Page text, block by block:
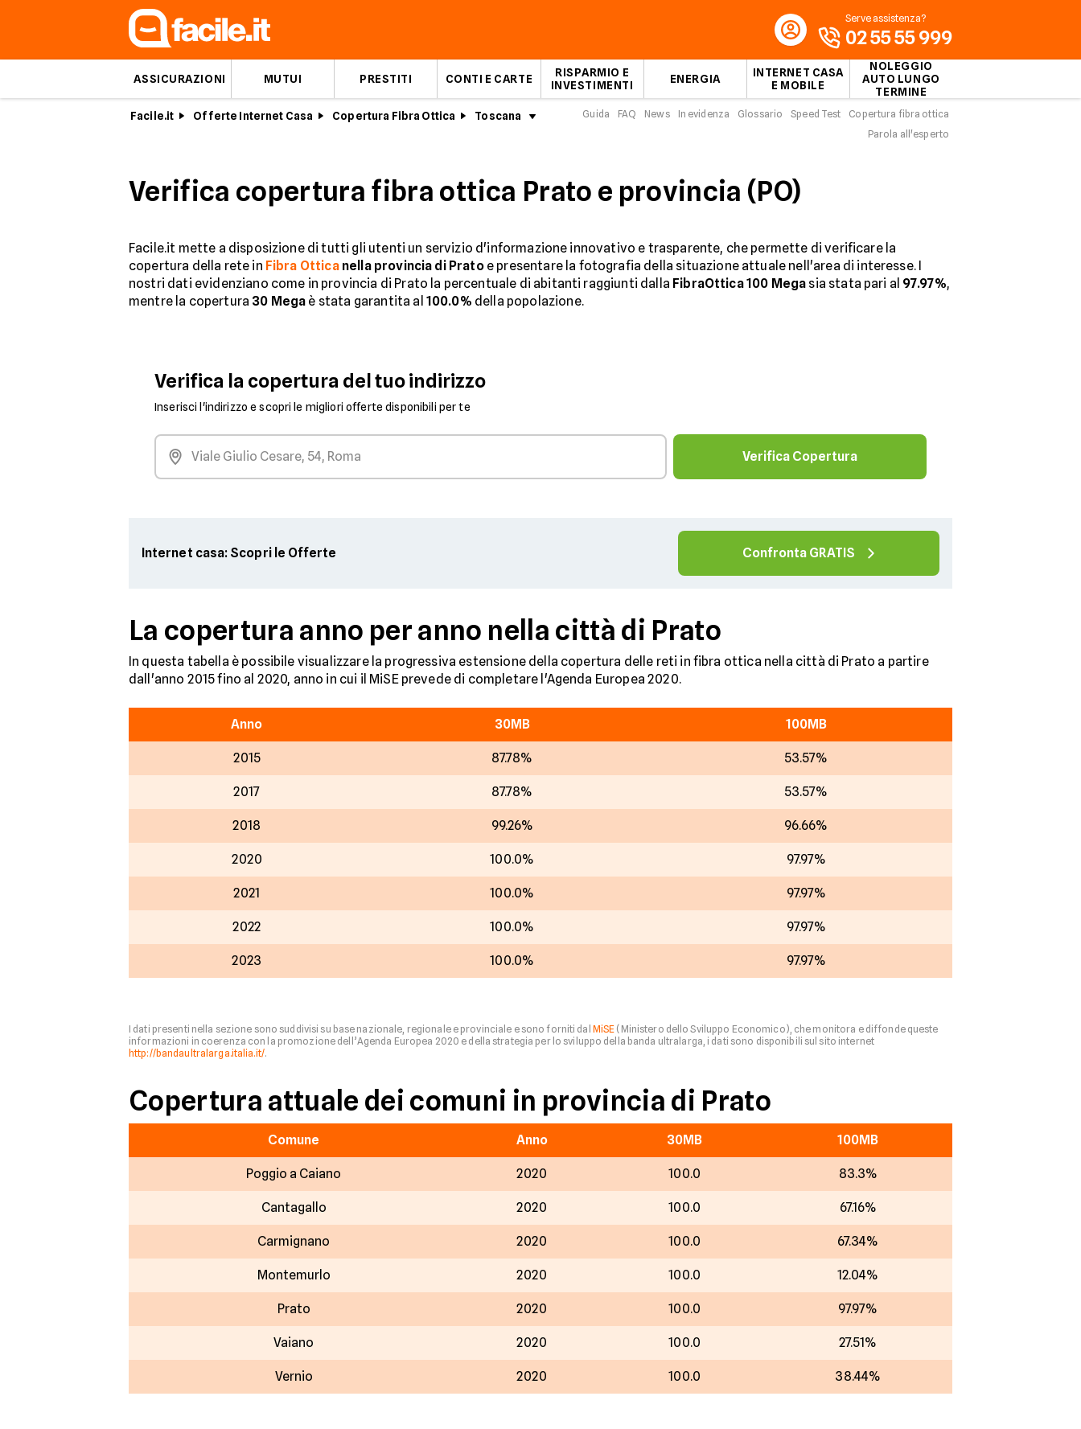
ASSICURAZIONI MUTUI PRESTITI CONTI E CARTE
RISPARMIO E
INVESTIMENTI
ENERGIA
INTERNET CASA
E MOBILE
NOLEGGIO
AUTO LUNGO
TERMINE
Serve assistenza?
02 55 55 999
Facile.it Offerte Internet Casa Copertura Fibra Ottica Toscana Guida FAQ News In evidenza Glossario Speed Test
Copertura fibra ottica
Parola all'esperto
Verifica copertura fibra ottica Prato e provincia (PO)
Facile.it mette a disposizione di tutti gli utenti un servizio d'informazione innovativo e trasparente, che permette di verificare la
copertura della rete in Fibra Ottica nella provincia di Pratoe presentare la fotografia della situazione attuale nell'area di interesse. I
nostri dati evidenziano come in provincia di Prato la percentuale di abitanti raggiunti dalla FibraOttica 100 Mega sia stata pari al 97.97%,
mentre la copertura 30 Mega è stata garantita al 100.0% della popolazione.
Verifica la copertura del tuo indirizzo
Inserisci l'indirizzo e scopri le migliori offerte disponibili per te
Verifica Copertura
Internet casa: Scopri le Offerte Confronta GRATIS
La copertura anno per anno nella città di Prato
In questa tabella è possibile visualizzare la progressiva estensione della copertura delle reti in fibra ottica nella città di Prato a partire
dall'anno 2015 fino al 2020, anno in cui il MiSE prevede di completare l'Agenda Europea 2020.
Anno 30MB 100MB
2015 87.78% 53.57%
2017 87.78% 53.57%
2018 99.26% 96.66%
2020 100.0% 97.97%
2021 100.0% 97.97%
2022 100.0% 97.97%
2023 100.0% 97.97%
I dati presenti nella sezione sono suddivisi su base nazionale, regionale e provinciale e sono forniti dal MiSE (Ministero dello Sviluppo Economico), che monitora e diffonde queste
informazioni in coerenza con la promozione dell’Agenda Europea 2020 e della strategia per lo sviluppo della banda ultralarga, i dati sono disponibili sul sito internet
http://bandaultralarga.italia.it/.
Copertura attuale dei comuni in provincia di Prato
Comune Anno 30MB 100MB
Poggio a Caiano 2020 100.0 83.3%
Cantagallo 2020 100.0 67.16%
Carmignano 2020 100.0 67.34%
Montemurlo 2020 100.0 12.04%
Prato 2020 100.0 97.97%
Vaiano 2020 100.0 27.51%
Vernio 2020 100.0 38.44%